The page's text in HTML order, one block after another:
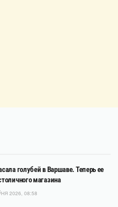
голубей в Варшаве. Теперь ее
магазина
2026, 08:58